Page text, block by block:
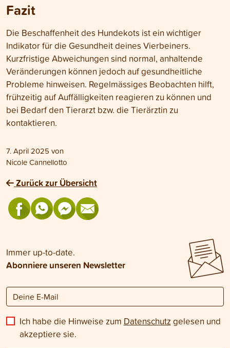
Fazit
Die Beschaffenheit des Hundekots ist ein wichtiger
Indikator für die Gesundheit deines Vierbeiners.
Kurzfristige Abweichungen sind normal, anhaltende
Veränderungen können jedoch auf gesundheitliche
Probleme hinweisen. Regelmässiges Beobachten hilft,
frühzeitig auf Auffälligkeiten reagieren zu können und
bei Bedarf den Tierarzt bzw. die Tierärztin zu
kontaktieren.
7. April 2025 von
Nicole Cannellotto
Zurück zur Übersicht
Immer up-to-date.
Abonniere unseren Newsletter
Ich habe die Hinweise zum Datenschutz gelesen und
akzeptiere sie.